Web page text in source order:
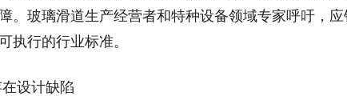
。玻璃滑道生产经营者和特种设备领域专家呼吁，
执行的行业标准。
设计缺陷